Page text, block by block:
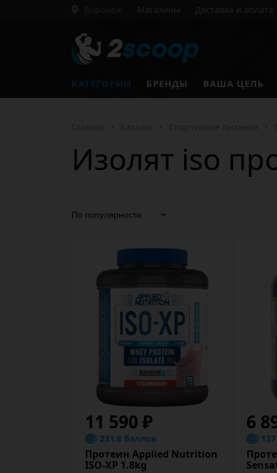
Магазины Доставка и оплата
КАТЕГОРИИ БРЕНДЫ ВАША ЦЕЛЬ
Изолят iso
11 590 ₽
231.8 баллов
Протеин Applied Nutrition
ISO-XP 1.8kg
6